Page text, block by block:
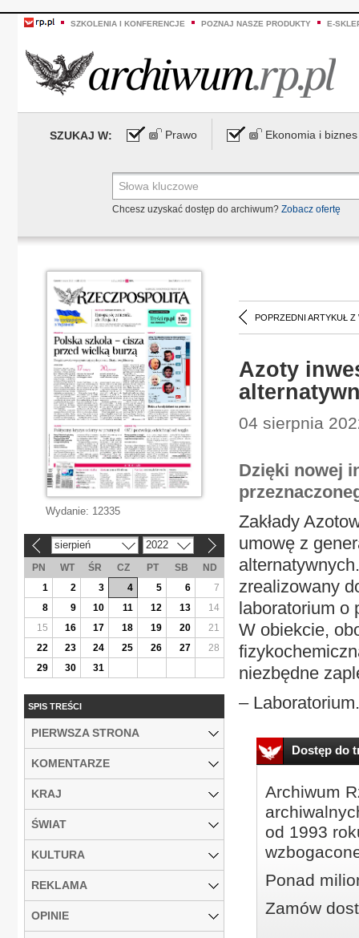
SZKOLENIA I KONFERENCJE POZNAJ NASZE PRODUKTY E-
SZUKAJ W: Prawo Ekonomia i biznes
Chcesz uzyskać dostęp do archiwum? Zobacz ofertę
POPRZEDNI ARTYKUŁ Z
Azoty
04 sierpnia
Dzięki nowej
Zakłady
umowę z
zrealizowany
laboratorium o
W obiekcie,
niezbędne
–
Dostęp do
Archiwum
od 1993
Ponad
Zamów
Wydanie: 12335
sierpień 2022
PN WT ŚR CZ PT SB
ND
1
2 3 4 5 6
7
8
9 10 11 12 13
14
15
16 17 18 19 20
21
22
23 24 25 26 27
28
29
30 31
SPIS TREŚCI
PIERWSZA STRONA
KOMENTARZE
KRAJ
ŚWIAT
KULTURA
REKLAMA
OPINIE